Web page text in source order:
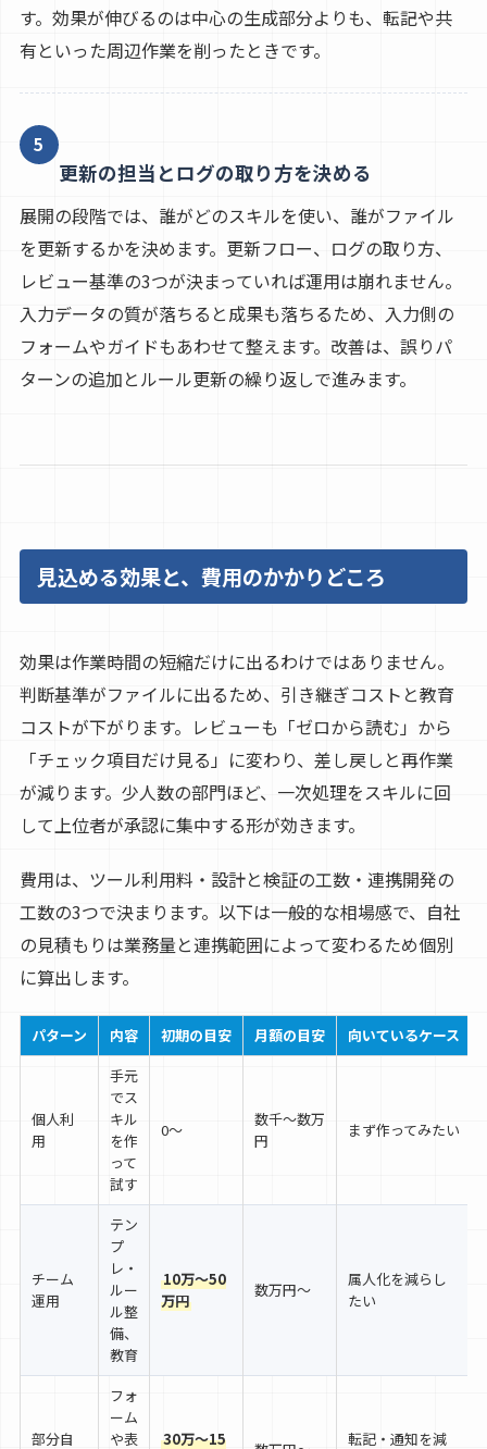
す。効果が伸びるのは中心の生成部分よりも、転記や共
有といった周辺作業を削ったときです。
5
更新の担当とログの取り方を決める
展開の段階では、誰がどのスキルを使い、誰がファイル
を更新するかを決めます。更新フロー、ログの取り方、
レビュー基準の3つが決まっていれば運用は崩れません。
入力データの質が落ちると成果も落ちるため、入力側の
フォームやガイドもあわせて整えます。改善は、誤りパ
ターンの追加とルール更新の繰り返しで進みます。
見込める効果と、費用のかかりどころ
効果は作業時間の短縮だけに出るわけではありません。
判断基準がファイルに出るため、引き継ぎコストと教育
コストが下がります。レビューも「ゼロから読む」から
「チェック項目だけ見る」に変わり、差し戻しと再作業
が減ります。少人数の部門ほど、一次処理をスキルに回
して上位者が承認に集中する形が効きます。
費用は、ツール利用料・設計と検証の工数・連携開発の
工数の3つで決まります。以下は一般的な相場感で、自社
の見積もりは業務量と連携範囲によって変わるため個別
に算出します。
パターン 内容 初期の目安 月額の目安 向いているケース
個人利
用
手元
でス
キル
を作
って
試す
0〜
数千〜数万
円
まず作ってみたい
チーム
運用
テン
プ
レ・
ルー
ル整
備、
教育
10万〜50
万円
数万円〜
属人化を減らし
たい
部分自
フォ
ーム
や表
30万〜15 転記・通知を減